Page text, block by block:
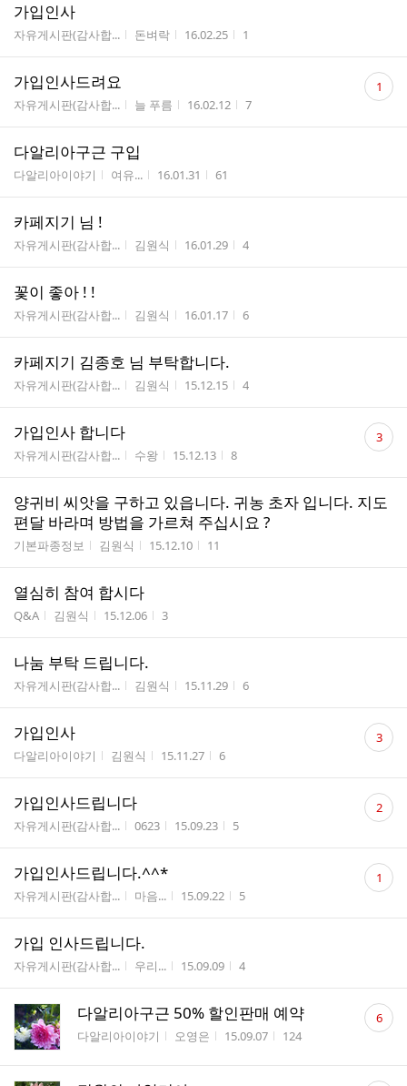
가입인사
게시판명
자유게시판(감사합... 작성자
돈벼락 작성시간
16.02.25 조회수
1
가입인사드려요
게시판명
자유게시판(감사합... 작성자
늘 푸름 작성시간
16.02.12 조회수
7
댓
글 1
다알리아구근 구입
게시판명
다알리아이야기 작성자
여유... 작성시간
16.01.31 조회수
61
카페지기 님 !
게시판명
자유게시판(감사합... 작성자
김원식 작성시간
16.01.29 조회수
4
꽃이 좋아 ! !
게시판명
자유게시판(감사합... 작성자
김원식 작성시간
16.01.17 조회수
6
카페지기 김종호 님 부탁합니다.
게시판명
자유게시판(감사합... 작성자
김원식 작성시간
15.12.15 조회수
4
가입인사 합니다
게시판명
자유게시판(감사합... 작성자
수왕 작성시간
15.12.13 조회수
8
댓
글 3
양귀비 씨앗을 구하고 있읍니다. 귀농 초자 입니다. 지도
편달 바라며 방법을 가르쳐 주십시요 ?
게시판명
기본파종정보 작성자
김원식 작성시간
15.12.10 조회수
11
열심히 참여 합시다
게시판명
Q&A 작성자
김원식 작성시간
15.12.06 조회수
3
나눔 부탁 드립니다.
게시판명
자유게시판(감사합... 작성자
김원식 작성시간
15.11.29 조회수
6
가입인사
게시판명
다알리아이야기 작성자
김원식 작성시간
15.11.27 조회수
6
댓
글 3
가입인사드립니다
게시판명
자유게시판(감사합... 작성자
0623 작성시간
15.09.23 조회수
5
댓
글 2
가입인사드립니다.^^*
게시판명
자유게시판(감사합... 작성자
마음... 작성시간
15.09.22 조회수
5
댓
글 1
가입 인사드립니다.
게시판명
자유게시판(감사합... 작성자
우리... 작성시간
15.09.09 조회수
4
다알리아구근 50% 할인판매 예약
게시판명
다알리아이야기 작성자
오영은 작성시간
15.09.07 조회수
124
댓
글 6